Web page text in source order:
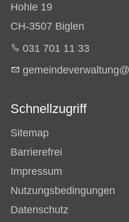
Hohle 19
CH-3507 Biglen
031 701 11 33
g m nd v rw lt ng
Schnellzugriff
Sitemap
Barrierefrei
Impressum
Nutzungsbedingungen
Datenschutz